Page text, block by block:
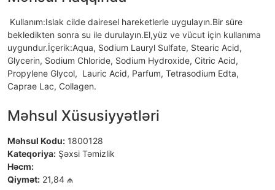
Kullanım:Islak cilde dairesel hareketlerle uygulayın.Bir süre
bekledikten sonra su ile durulayın.El,yüz ve vücut için kullanıma
uygundur.İçerik:Aqua, Sodium Lauryl Sulfate, Stearic Acid,
Glycerin, Sodium Chloride, Sodium Hydroxide, Citric Acid,
Propylene Glycol, Lauric Acid, Parfum, Tetrasodium Edta,
Caprae Lac, Collagen.
Məhsul Xüsusiyyətləri
Məhsul Kodu: 1800128
Kateqoriya: Şəxsi Təmizlik
Həcm:
Qiymət: 21,84 ₼